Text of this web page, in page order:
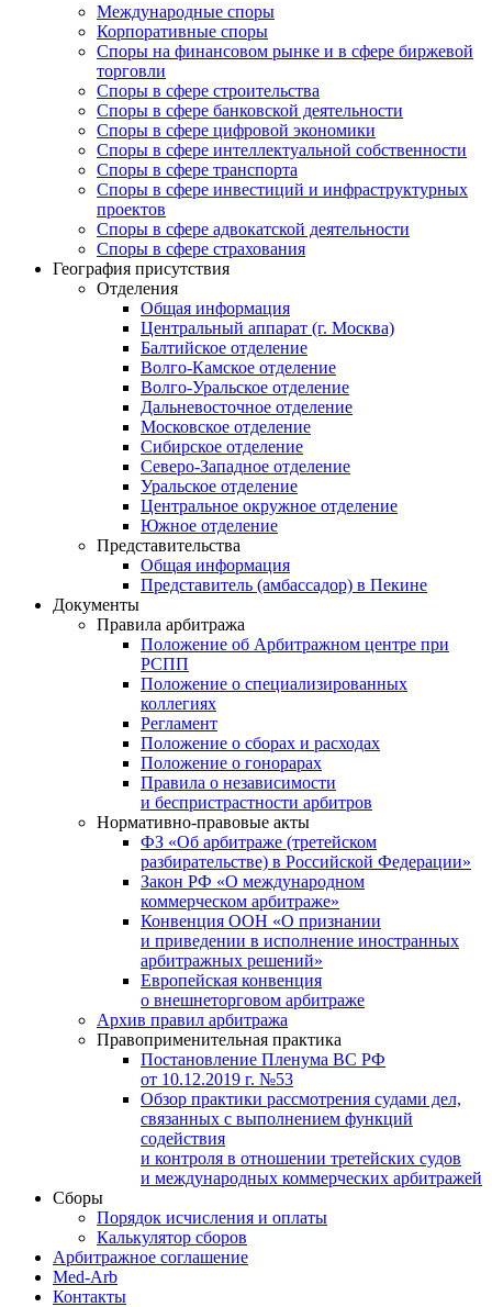
Международные споры
Корпоративные споры
Споры на финансовом рынке и в сфере биржевой
торговли
Споры в сфере строительства
Споры в сфере банковской деятельности
Споры в сфере цифровой экономики
Споры в сфере интеллектуальной собственности
Споры в сфере транспорта
Cпоры в сфере инвестиций и инфраструктурных
проектов
Споры в сфере адвокатской деятельности
Споры в сфере страхования
География присутствия
Отделения
Общая информация
Центральный аппарат (г. Москва)
Балтийское отделение
Волго-Камское отделение
Волго-Уральское отделение
Дальневосточное отделение
Московское отделение
Сибирское отделение
Северо-Западное отделение
Уральское отделение
Центральное окружное отделение
Южное отделение
Представительства
Общая информация
Представитель (амбассадор) в Пекине
Документы
Правила арбитража
Положение об Арбитражном центре при
РСПП
Положение о специализированных
коллегиях
Регламент
Положение о сборах и расходах
Положение о гонорарах
Правила о независимости
и беспристрастности арбитров
Нормативно-правовые акты
ФЗ «Об арбитраже (третейском
разбирательстве) в Российской Федерации»
Закон РФ «О международном
коммерческом арбитраже»
Конвенция ООН «О признании
и приведении в исполнение иностранных
арбитражных решений»
Европейская конвенция
о внешнеторговом арбитраже
Архив правил арбитража
Правоприменительная практика
Постановление Пленума ВС РФ
от 10.12.2019 г. №53
Обзор практики рассмотрения судами дел,
связанных с выполнением функций
содействия
и контроля в отношении третейских судов
и международных коммерческих арбитражей
Сборы
Порядок исчисления и оплаты
Калькулятор сборов
Арбитражное соглашение
Med-Arb
Контакты